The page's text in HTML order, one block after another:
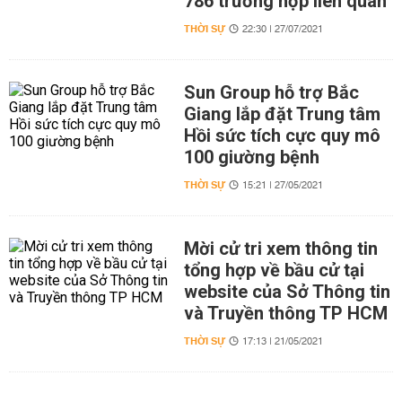
THỜI SỰ 22:30 | 27/07/2021
Sun Group hỗ trợ Bắc
Giang lắp đặt Trung tâm
Hồi sức tích cực quy mô
100 giường bệnh
THỜI SỰ 15:21 | 27/05/2021
Mời cử tri xem thông tin
tổng hợp về bầu cử tại
website của Sở Thông tin
và Truyền thông TP HCM
THỜI SỰ 17:13 | 21/05/2021